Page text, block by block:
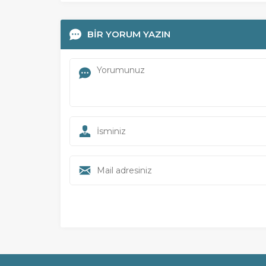
BİR YORUM YAZIN